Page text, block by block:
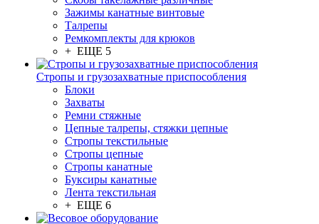
Зажимы канатные винтовые
Талрепы
Ремкомплекты для крюков
+ ЕЩЕ 5
Стропы и грузозахватные приспособления
Блоки
Захваты
Ремни стяжные
Цепные талрепы, стяжки цепные
Стропы текстильные
Стропы цепные
Стропы канатные
Буксиры канатные
Лента текстильная
+ ЕЩЕ 6